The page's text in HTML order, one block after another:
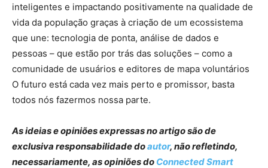
inteligentes e impactando positivamente na qualidade de
vida da população graças à criação de um ecossistema
que une: tecnologia de ponta, análise de dados e
pessoas – que estão por trás das soluções – como a
comunidade de usuários e editores de mapa voluntários
O futuro está cada vez mais perto e promissor, basta
todos nós fazermos nossa parte.
As ideias e opiniões expressas no artigo são de
exclusiva responsabilidade doautor, não refletindo,
necessariamente, as opiniões do Connected Smart